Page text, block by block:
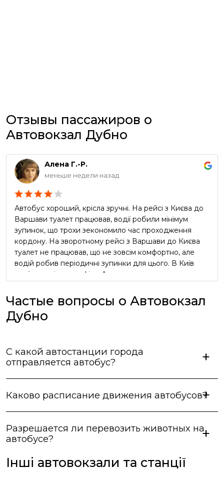
Отзывы пассажиров о
Автовокзал Дубно
Алена Г.-Р.
меньше недели назад
Автобус хороший, крісла зручні. На рейсі з Києва до
Варшави туалет працював, водії робили мінімум
зупинок, що трохи зекономило час проходження
кордону. На зворотному рейсі з Варшави до Києва
туалет не працював, що не зовсім комфортно, але
водій робив періодичні зупинки для цього. В Київ
приїхали згідно графіку. Але реклама про
неправдивою, водії про таке навіть не чули))) Вцілому
сервіс оцінюю як добрий, але не відмінний.
Частые вопросы о Автовокзал
Дубно
С какой автостанции города
отправляется автобус?
Каково расписание движения автобусов?
Разрешается ли перевозить животных на
автобусе?
Інші автовокзали та станції